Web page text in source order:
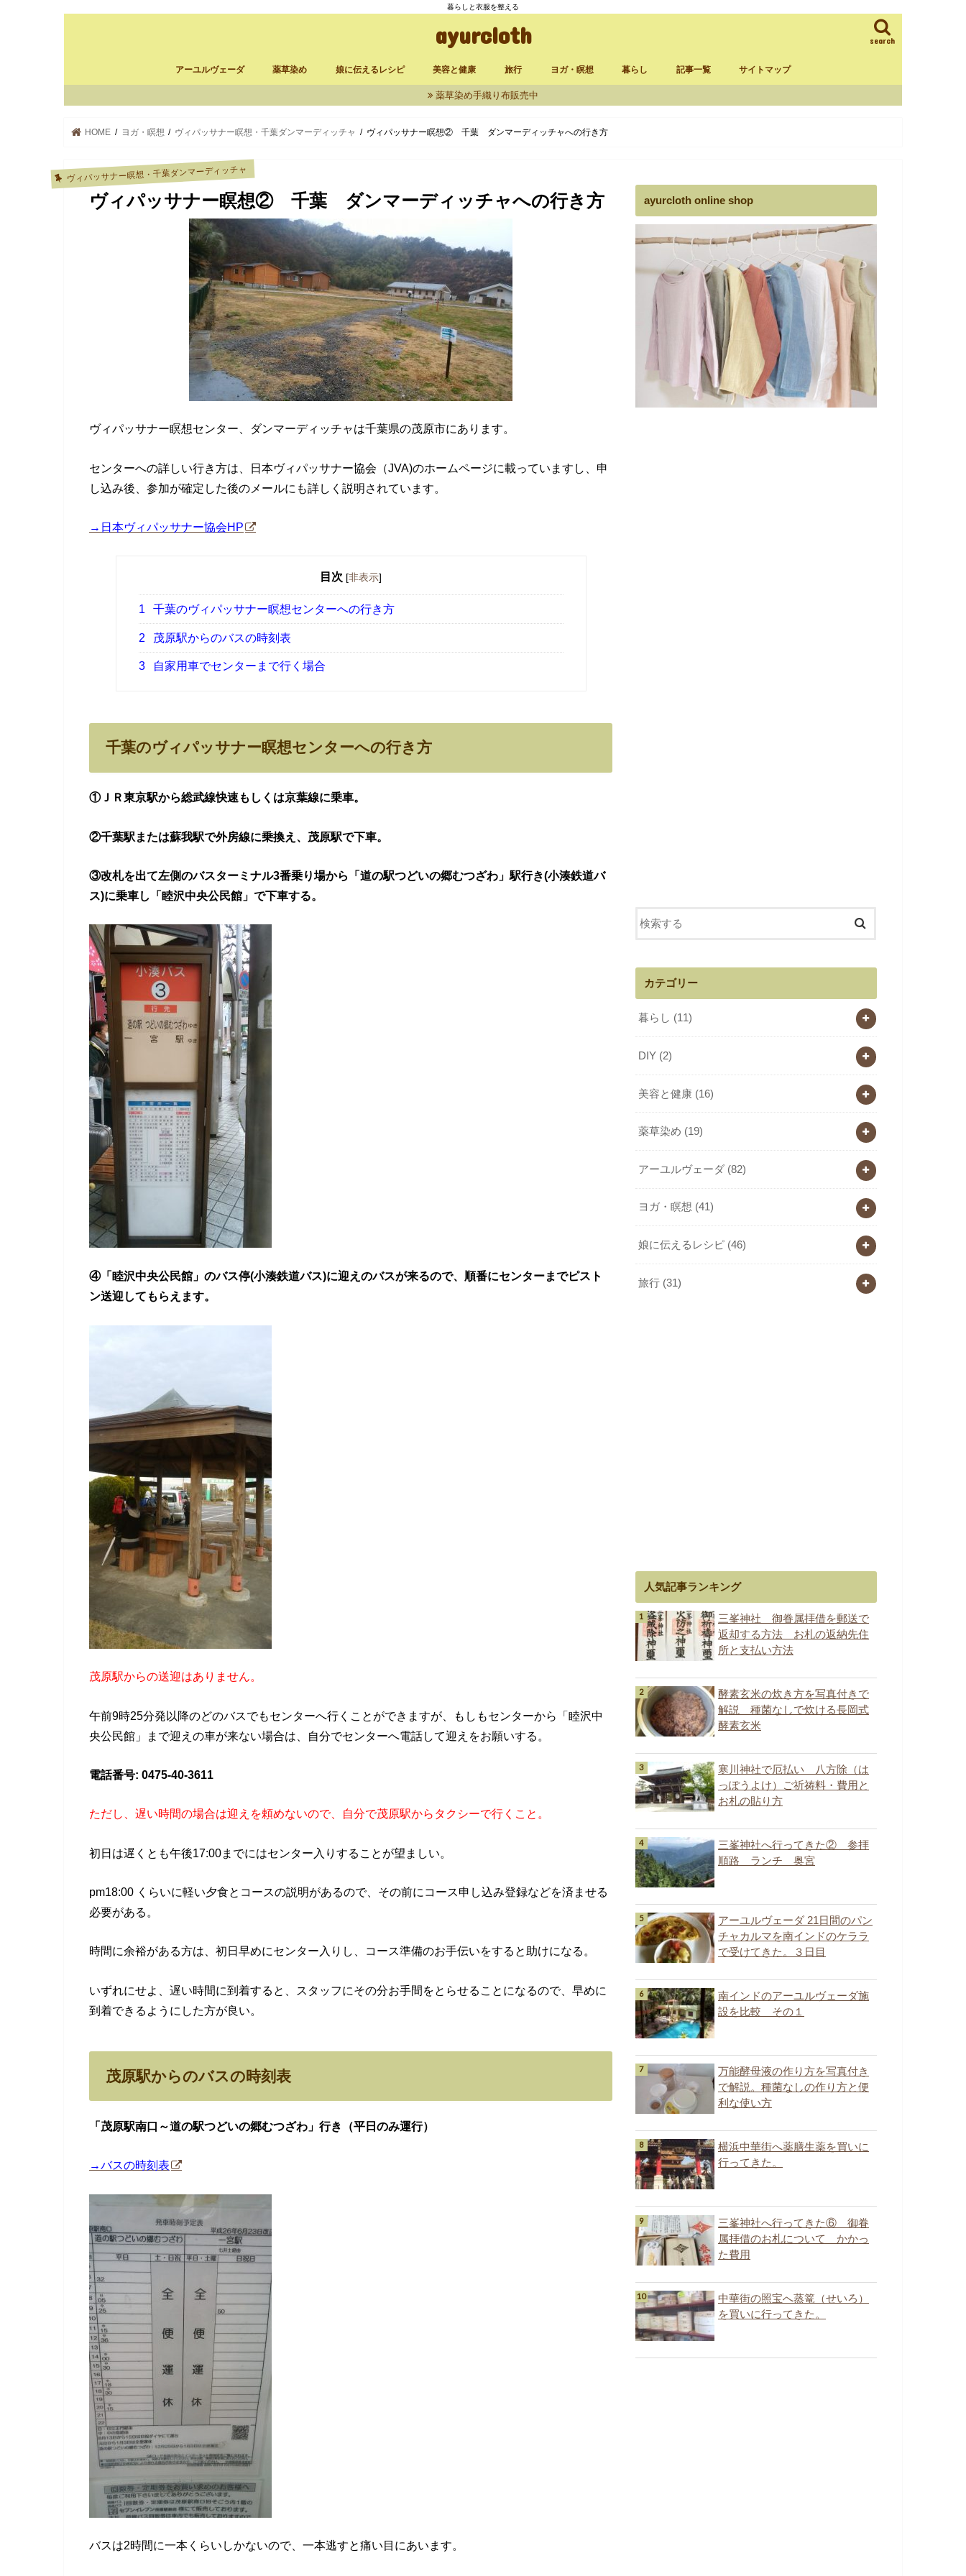
暮らしと衣服を整える
ayurcloth search
アーユルヴェーダ 薬草染め 娘に伝えるレシピ 美容と健康
からだに良いもの
セルフケア
旅行
台湾
三峯神社
大分・熊本
ヨガ・瞑想 暮らし 記事一覧 サイトマップ
薬草染め手織り布販売中
HOME ヨガ・瞑想 ヴィパッサナー瞑想・千葉ダンマーディッチャ ヴィパッサナー瞑想② 千葉 ダンマーディッチャへの行き方
ヴィパッサナー瞑想・千葉ダンマーディッチャ
ヴィパッサナー瞑想② 千葉 ダンマーディッチャへの行き方
ヴィパッサナー瞑想センター、ダンマーディッチャは千葉県の茂原市にあります。
センターへの詳しい行き方は、日本ヴィパッサナー協会（JVA)のホームページに載っていますし、申
し込み後、参加が確定した後のメールにも詳しく説明されています。
→日本ヴィパッサナー協会HP
目次 [非表示]
1 千葉のヴィパッサナー瞑想センターへの行き方
2 茂原駅からのバスの時刻表
3 自家用車でセンターまで行く場合
千葉のヴィパッサナー瞑想センターへの行き方
①ＪＲ東京駅から総武線快速もしくは京葉線に乗車。
②千葉駅または蘇我駅で外房線に乗換え、茂原駅で下車。
③改札を出て左側のバスターミナル3番乗り場から「道の駅つどいの郷むつざわ」駅行き(小湊鉄道バ
ス)に乗車し「睦沢中央公民館」で下車する。
④「睦沢中央公民館」のバス停(小湊鉄道バス)に迎えのバスが来るので、順番にセンターまでピスト
ン送迎してもらえます。
茂原駅からの送迎はありません。
午前9時25分発以降のどのバスでもセンターへ行くことができますが、もしもセンターから「睦沢中
央公民館」まで迎えの車が来ない場合は、自分でセンターへ電話して迎えをお願いする。
電話番号: 0475-40-3611
ただし、遅い時間の場合は迎えを頼めないので、自分で茂原駅からタクシーで行くこと。
初日は遅くとも午後17:00までにはセンター入りすることが望ましい。
pm18:00 くらいに軽い夕食とコースの説明があるので、その前にコース申し込み登録などを済ませる
必要がある。
時間に余裕がある方は、初日早めにセンター入りし、コース準備のお手伝いをすると助けになる。
いずれにせよ、遅い時間に到着すると、スタッフにその分お手間をとらせることになるので、早めに
到着できるようにした方が良い。
茂原駅からのバスの時刻表
「茂原駅南口～道の駅つどいの郷むつざわ」行き（平日のみ運行）
→バスの時刻表
バスは2時間に一本くらいしかないので、一本逃すと痛い目にあいます。
ayurcloth online shop
カテゴリー
暮らし (11)
DIY (2)
美容と健康 (16)
薬草染め (19)
アーユルヴェーダ (82)
ヨガ・瞑想 (41)
娘に伝えるレシピ (46)
旅行 (31)
人気記事ランキング
三峯神社 御眷属拝借を郵送で
返却する方法 お札の返納先住
所と支払い方法
酵素玄米の炊き方を写真付きで
解説 種菌なしで炊ける長岡式
酵素玄米
寒川神社で厄払い 八方除（は
っぽうよけ）ご祈祷料・費用と
お札の貼り方
三峯神社へ行ってきた② 参拝
順路 ランチ 奥宮
アーユルヴェーダ 21日間のパン
チャカルマを南インドのケララ
で受けてきた。３日目
南インドのアーユルヴェーダ施
設を比較 その１
万能酵母液の作り方を写真付き
で解説。種菌なしの作り方と便
利な使い方
横浜中華街へ薬膳生薬を買いに
行ってきた。
三峯神社へ行ってきた⑥ 御眷
属拝借のお札について かかっ
た費用
中華街の照宝へ蒸篭（せいろ）
を買いに行ってきた。